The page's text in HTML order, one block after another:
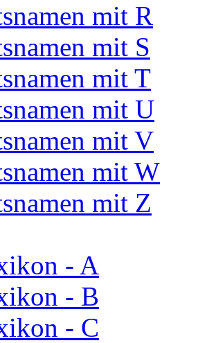
mit R
mit S
mit T
mit U
mit V
mit W
mit Z
- A
- B
- C